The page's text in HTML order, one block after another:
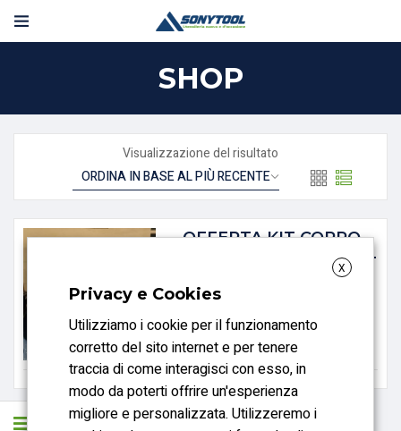
SHOP
Visualizzazione del risultato
OFFERTA KIT CORPO
FRESA DIAMETRO 40 +
MITSUBISHI
X
Privacy e Cookies
Utilizziamo i cookie per il funzionamento
corretto del sito internet e per tenere
traccia di come interagisci con esso, in
modo da poterti offrire un'esperienza
migliore e personalizzata. Utilizzeremo i